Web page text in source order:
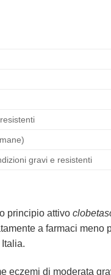
gravi e resistenti
principio attivo
a farmaci meno
eczemi di moderata